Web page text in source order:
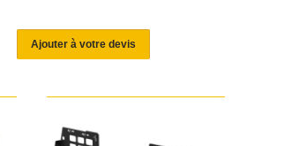
Ajouter à votre devis